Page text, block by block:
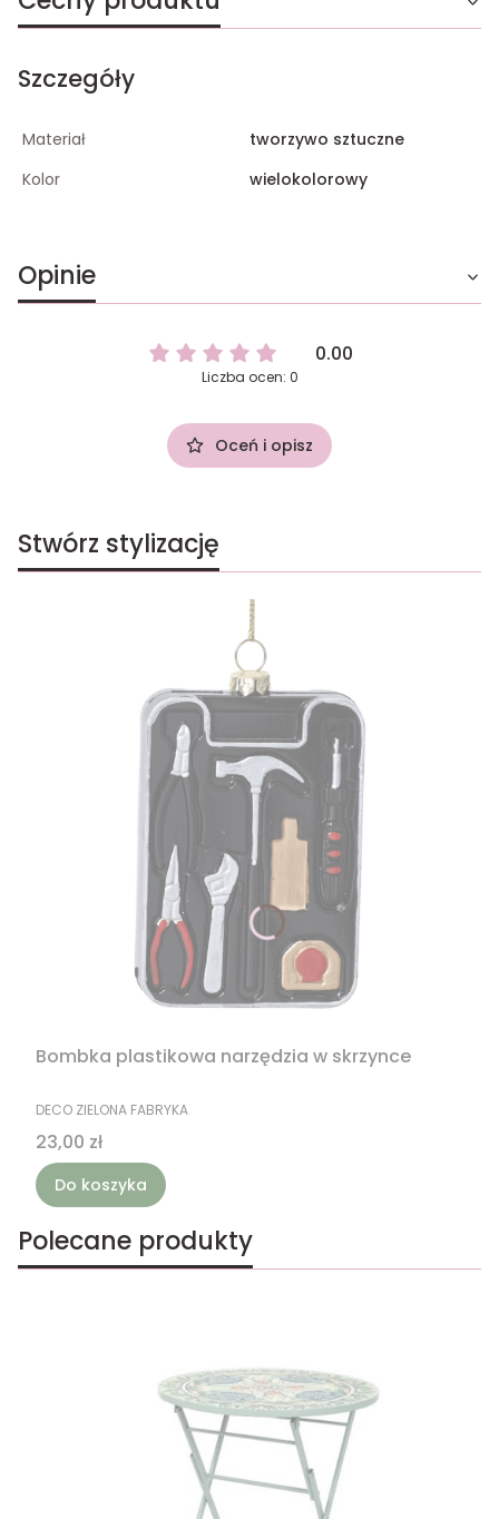
Szczegóły
Materiał
tworzywo sztuczne
Kolor
wielokolorowy
Opinie
0.00
Liczba ocen: 0
Oceń i opisz
Stwórz stylizację
Bombka plastikowa narzędzia w skrzynce
PRODUCENT
DECO ZIELONA FABRYKA
Cena
23,00 zł
Do koszyka
Polecane produkty